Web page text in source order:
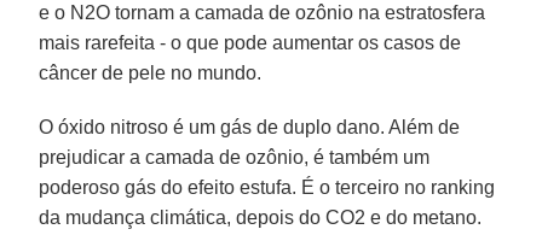
e o N2O tornam a camada de ozônio na estratosfera
mais rarefeita - o que pode aumentar os casos de
câncer de pele no mundo.
O óxido nitroso é um gás de duplo dano. Além de
prejudicar a camada de ozônio, é também um
poderoso gás do efeito estufa. É o terceiro no ranking
da mudança climática, depois do CO2 e do metano.